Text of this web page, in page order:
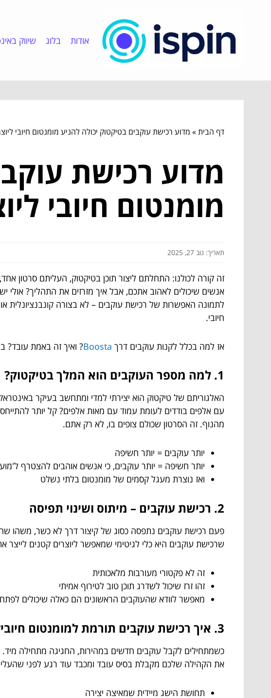
אודות בלוג שיווק
דף הבית» מדוע רכישת עוקבים בטיקטוק יכולה להניע מומנטום חיובי
מדוע רכישת
מומנטום חיובי
תאריך: נוב 27, 2025
זה קורה לכולנו: התחלתם ליצור תוכן בטיקטוק, העליתם סרטון
אנשים שיכולים לאהוב אתכם, אבל איך מזרזים את התהליך? אולי
לתמונה האפשרות של רכישת עוקבים – לא בצורה
חיובי.
אז למה בכלל לקנות עוקבים דרך Boosta? ואיך זה באמת עובד?
1. למה מספר העוקבים הוא המלך בטיקטוק?
האלגוריתם של טיקטוק הוא יצירתי למדי ומתחשב בעיקר
עם אלפים בודדים לעומת עמוד עם מאות אלפים? קל יותר
מהנוף. זה הסרטון שכולם צופים בו, לא רק אתם.
יותר עוקבים = יותר חשיפה
יותר חשיפה = יותר עוקבים, כי אנשים אוהבים להצטרף
ואז נוצרת מעגל קסמים של מומנטום בלתי נשלט
2. רכישת עוקבים – מיתוס ושינוי תפיסה
פעם רכישת עוקבים נתפסה כסוג של קיצור דרך לא כשר, משהו
שרכישת עוקבים היא כלי לגיטימי שמאפשר ליוצרים קטנים לייצר
זה לא פקטורי מעורבות מלאכותית
זהו זרז שיכול לשדרג תוכן טוב לטירוף אמיתי
מאפשר לוודא שהעוקבים הראשונים הם כאלה שיכולים
3. איך רכישת עוקבים תורמת למומנטום חיובי?
כשמתחילים לקבל עוקבים חדשים במהירות, החגיגה מתחילה מיד.
את הקהילה שלכם מקבלת בסיס עובד ומכבד עוד רגע לפני
תחושת הישג מיידית שמאיצה יצירה